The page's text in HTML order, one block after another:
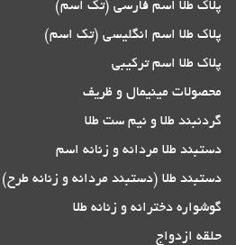
پلاک طلا اسم فارسی (تک اسم)
پلاک طلا اسم انگلیسی (تک اسم)
پلاک طلا اسم ترکیبی
محصولات مینیمال و ظریف
گردنبند طلا و نیم ست طلا
دستبند طلا مردانه و زنانه اسم
دستبند طلا (دستبند مردانه و زنانه طرح)
گوشواره دخترانه و زنانه طلا
حلقه ازدواج